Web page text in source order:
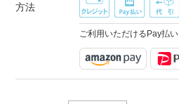
方法
ご利用いただけるPay払い